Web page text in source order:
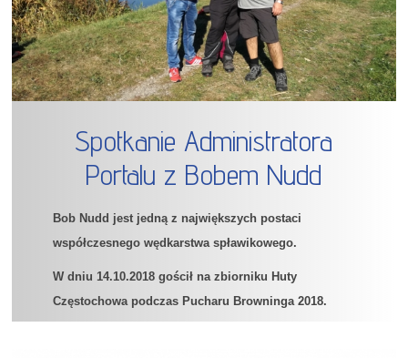
Spotkanie Administratora
Portalu z Bobem Nudd
Bob Nudd jest jedną z największych postaci
współczesnego wędkarstwa spławikowego.
W dniu 14.10.2018 gościł na zbiorniku Huty
Częstochowa podczas Pucharu Browninga 2018.